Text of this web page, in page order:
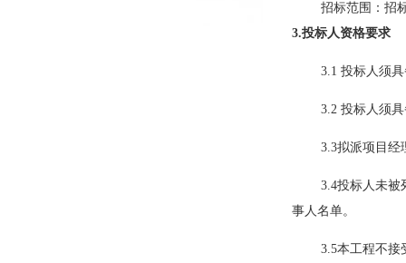
招标范围：招
3.投标人资格要求
3.1 投标人须
3.2 投标人须
3.3拟派项目经
3.4投标人未被
事人名单。
3.5本工程不接